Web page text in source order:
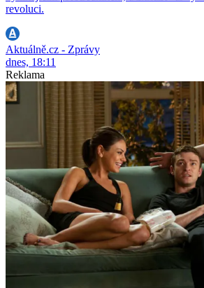
revoluci.
Aktuálně.cz - Zprávy
dnes, 18:11
Reklama